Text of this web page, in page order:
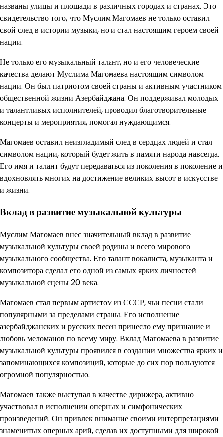
названы улицы и площади в различных городах и странах. Это
свидетельство того, что Муслим Магомаев не только оставил
свой след в истории музыки, но и стал настоящим героем своей
нации.
Не только его музыкальный талант, но и его человеческие
качества делают Муслима Магомаева настоящим символом
нации. Он был патриотом своей страны и активным участником
общественной жизни Азербайджана. Он поддерживал молодых
и талантливых исполнителей, проводил благотворительные
концерты и мероприятия, помогал нуждающимся.
Магомаев оставил неизгладимый след в сердцах людей и стал
символом нации, который будет жить в памяти народа навсегда.
Его имя и талант будут передаваться из поколения в поколение и
вдохновлять многих на достижение великих высот в искусстве
и жизни.
Вклад в развитие музыкальной культуры
Муслим Магомаев внес значительный вклад в развитие
музыкальной культуры своей родины и всего мирового
музыкального сообщества. Его талант вокалиста, музыканта и
композитора сделал его одной из самых ярких личностей
музыкальной сцены 20 века.
Магомаев стал первым артистом из СССР, чьи песни стали
популярными за пределами страны. Его исполнение
азербайджанских и русских песен принесло ему признание и
любовь меломанов по всему миру. Вклад Магомаева в развитие
музыкальной культуры проявился в создании множества ярких и
запоминающихся композиций, которые до сих пор пользуются
огромной популярностью.
Магомаев также выступал в качестве дирижера, активно
участвовал в исполнении оперных и симфонических
произведений. Он привлек внимание своими интерпретациями
знаменитых оперных арий, сделав их доступными для широкой